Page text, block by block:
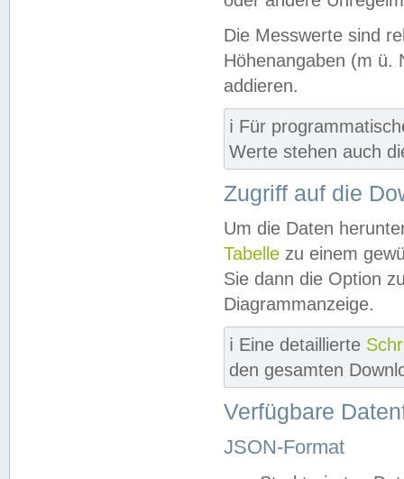
Die Messwerte sind
Höhenangaben (m ü.
addieren.
ℹ️ Für
Werte stehen auch
Zugriff auf die
Um die Daten
Tabelle zu einem
Sie dann die Option
Diagrammanzeige.
ℹ️ Eine detaillierte
den gesamten
Verfügbare
JSON-Format